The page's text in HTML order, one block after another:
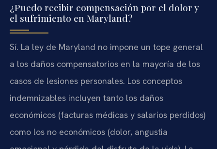
¿Puedo recibir compensación por el dolor y
el sufrimiento en Maryland?
Sí. La ley de Maryland no impone un tope general
a los daños compensatorios en la mayoría de los
casos de lesiones personales. Los conceptos
indemnizables incluyen tanto los daños
económicos (facturas médicas y salarios perdidos)
como los no económicos (dolor, angustia